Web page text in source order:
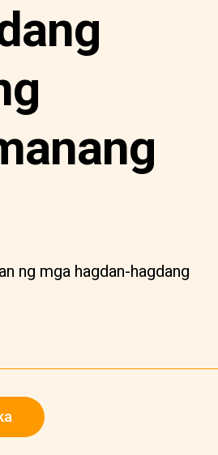
ng mga hagdan-hagdang